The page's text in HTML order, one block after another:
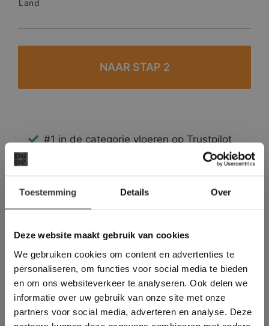
Toestemming Details Over
Deze website maakt gebruik van cookies
We gebruiken cookies om content en advertenties te
personaliseren, om functies voor social media te bieden
en om ons websiteverkeer te analyseren. Ook delen we
informatie over uw gebruik van onze site met onze
partners voor social media, adverteren en analyse. Deze
Land
#1 in de categorie vloeren op Trustpilot
Binnen 24 uur een passende offerte
Meer dan 500 m2 showroom
Deze website maakt
gebruik van cookies.
This Cookie Banner was deleted and is no
longer working. Please contact the website
administrator.
Deze website gebruikt cookies om de
gebruikerservaring te verbeteren. Door
gebruik te maken van onze website geeft u
toestemming voor alle cookies in
overeenstemming met ons cookiebeleid.Lees
verder